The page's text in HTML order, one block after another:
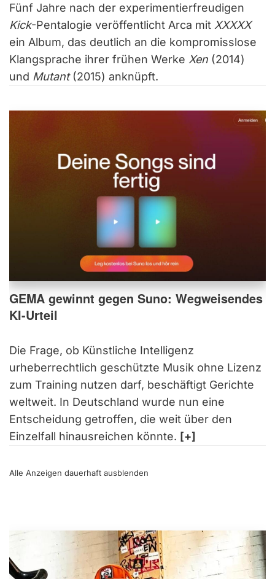
Fünf Jahre nach der experimentierfreudigen
Kick-Pentalogie veröffentlicht Arca mit XXXXX
ein Album, das deutlich an die kompromisslose
Klangsprache ihrer frühen Werke Xen (2014)
und Mutant(2015) anknüpft.
GEMA gewinnt gegen Suno: Wegweisendes
KI-Urteil
Die Frage, ob Künstliche Intelligenz
urheberrechtlich geschützte Musik ohne Lizenz
zum Training nutzen darf, beschäftigt Gerichte
weltweit. In Deutschland wurde nun eine
Entscheidung getroffen, die weit über den
Einzelfall hinausreichen könnte. [+]
Alle Anzeigen dauerhaft ausblenden